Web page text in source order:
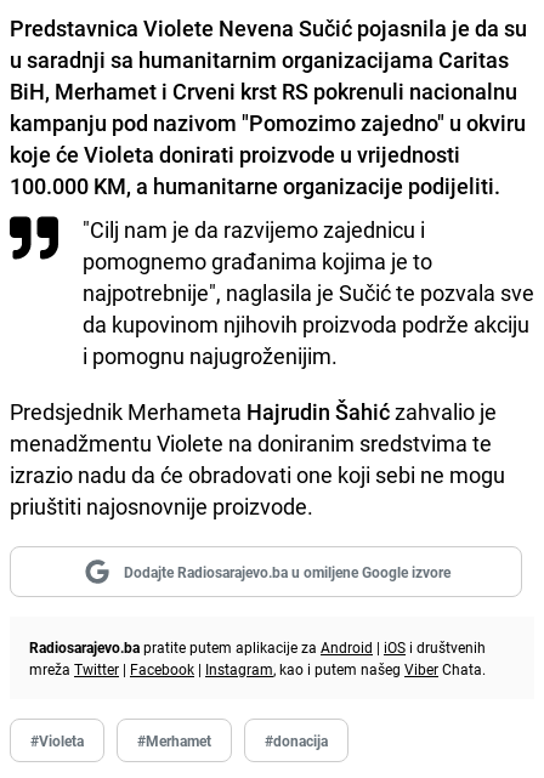
Predstavnica Violete Nevena Sučić pojasnila je da su
u saradnji sa humanitarnim organizacijama Caritas
BiH, Merhamet i Crveni krst RS pokrenuli nacionalnu
kampanju pod nazivom "Pomozimo zajedno" u okviru
koje će Violeta donirati proizvode u vrijednosti
100.000 KM, a humanitarne organizacije podijeliti.
"Cilj nam je da razvijemo zajednicu i
pomognemo građanima kojima je to
najpotrebnije", naglasila je Sučić te pozvala sve
da kupovinom njihovih proizvoda podrže akciju
i pomognu najugroženijim.
Predsjednik Merhameta Hajrudin Šahićzahvalio je
menadžmentu Violete na doniranim sredstvima te
izrazio nadu da će obradovati one koji sebi ne mogu
priuštiti najosnovnije proizvode.
Dodajte Radiosarajevo.ba u omiljene Google izvore
Radiosarajevo.bapratite putem aplikacije za Android | iOS i društvenih
mreža Twitter | Facebook | Instagram, kao i putem našeg ViberChata.
#Violeta #Merhamet #donacija